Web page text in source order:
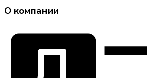
О компании